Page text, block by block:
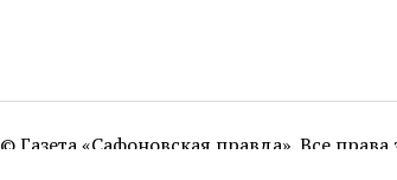
© Газета «Сафоновская правда». Все